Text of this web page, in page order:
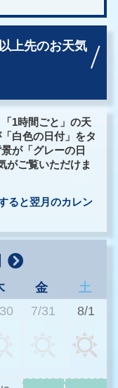
上先のお天気
1時間ごと」の天
白色の日付」をタ
が「グレーの日
がご覧いただけま
ると翌月のカレン
金
土
7/31 8/1